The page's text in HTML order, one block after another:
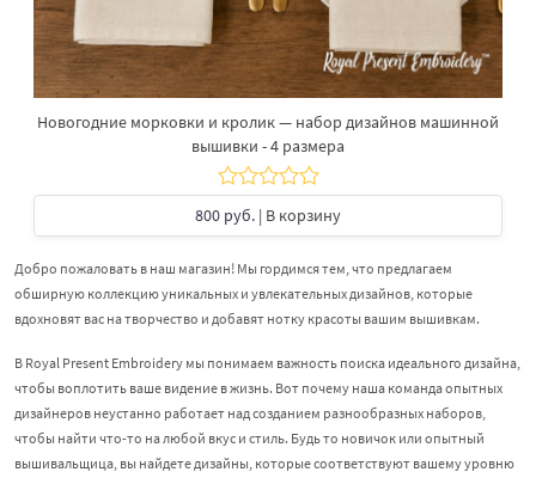
Новогодние морковки и кролик — набор дизайнов машинной
вышивки - 4 размера
800 руб. | В корзину
Добро пожаловать в наш магазин! Мы гордимся тем, что предлагаем
обширную коллекцию уникальных и увлекательных дизайнов, которые
вдохновят вас на творчество и добавят нотку красоты вашим вышивкам.
В Royal Present Embroidery мы понимаем важность поиска идеального дизайна,
чтобы воплотить ваше видение в жизнь. Вот почему наша команда опытных
дизайнеров неустанно работает над созданием разнообразных наборов,
чтобы найти что-то на любой вкус и стиль. Будь то новичок или опытный
вышивальщица, вы найдете дизайны, которые соответствуют вашему уровню